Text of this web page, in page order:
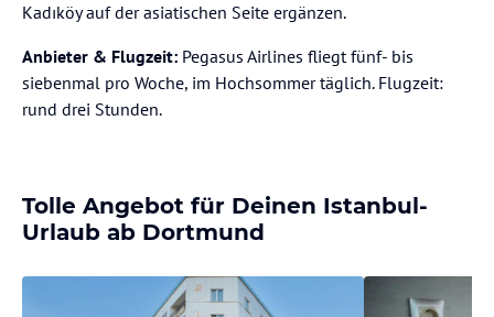
Kadıköy auf der asiatischen Seite ergänzen.
Anbieter & Flugzeit: Pegasus Airlines fliegt fünf- bis
siebenmal pro Woche, im Hochsommer täglich. Flugzeit:
rund drei Stunden.
Tolle Angebot für Deinen Istanbul-
Urlaub ab Dortmund